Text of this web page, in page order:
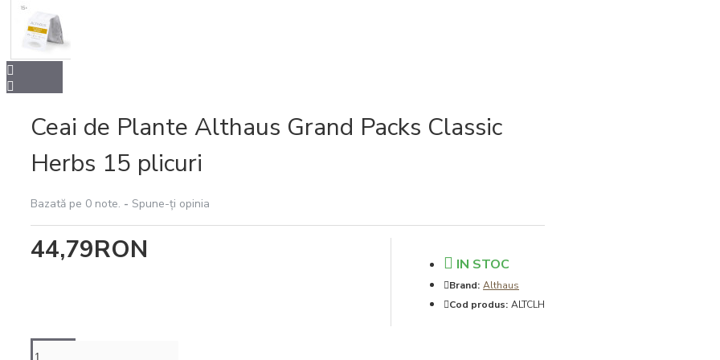
Ceai de Plante Althaus Grand Packs Classic
Herbs 15 plicuri
Bazată pe 0 note. - Spune-ţi opinia
44,79RON IN STOC
Brand: Althaus
Cod produs: ALTCLH